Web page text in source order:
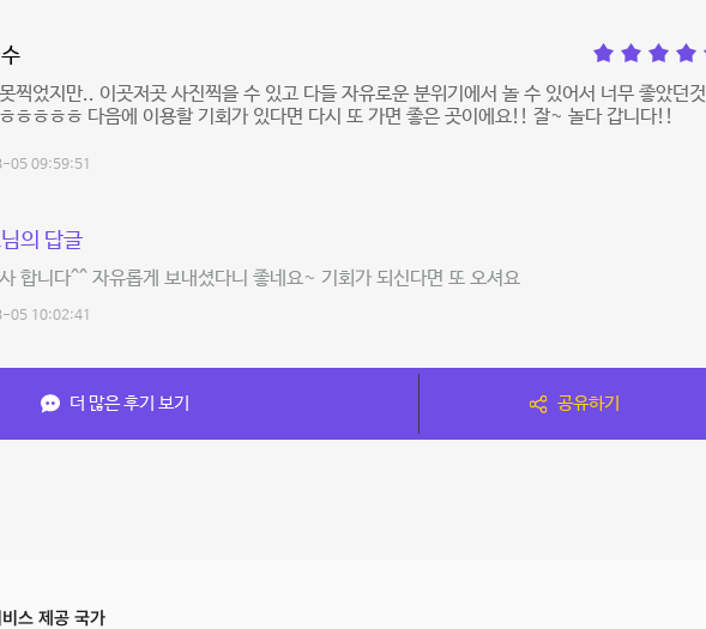
찍었지만.. 이곳저곳 사진찍을 수 있고 다들 자유로운 분위기에서 놀 수 있어서 너무 좋았던것
ㅎㅎㅎㅎ 다음에 이용할 기회가 있다면 다시 또 가면 좋은 곳이에요!! 잘~ 놀다 갑니다!!
05 09:59:51
의 답글
합니다^^ 자유롭게 보내셨다니 좋네요~ 기회가 되신다면 또 오셔요
05 10:02:41
더 많은 후기 보기 공유하기
스 제공 국가